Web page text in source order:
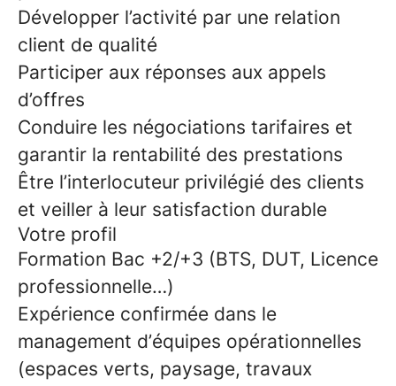
Développer l’activité par une relation
client de qualité
Participer aux réponses aux appels
d’offres
Conduire les négociations tarifaires et
garantir la rentabilité des prestations
Être l’interlocuteur privilégié des clients
et veiller à leur satisfaction durable
Votre profil
Formation Bac +2/+3 (BTS, DUT, Licence
professionnelle…)
Expérience confirmée dans le
management d’équipes opérationnelles
(espaces verts, paysage, travaux